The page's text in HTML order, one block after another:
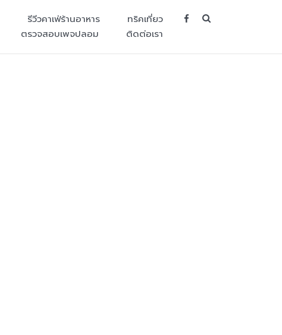
รีวีวคาเฟ่ร้านอาหาร
ทริคเที่ยว
ตรวจสอบเพจปลอม
ติดต่อเรา